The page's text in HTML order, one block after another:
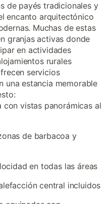
de payés tradicionales y
encanto arquitectónico
Muchas de estas
granjas activas donde
en actividades
rurales
servicios
una estancia memorable
con vistas panorámicas al
de barbacoa y
en todas las áreas
central incluidos